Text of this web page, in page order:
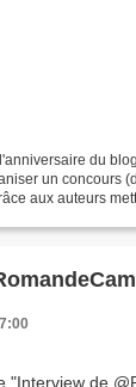
du
un concours
aux auteurs